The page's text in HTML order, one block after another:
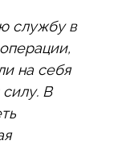
службу в
на себя
В